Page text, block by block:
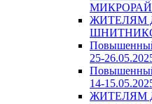
ЖИТЕЛЯМ
25-
14-
ЖИТЕЛЯМ